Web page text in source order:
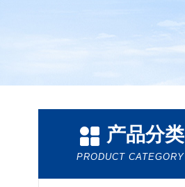
产品分类
PRODUCT CATEGORY